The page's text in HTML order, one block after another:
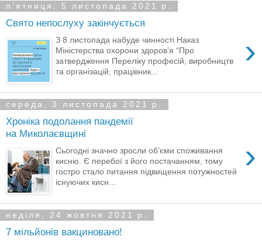
пʼятниця, 5 листопада 2021 р.
Свято непослуху закінчується
›
З 8 листопада набуде чинності Наказ
Міністерства охорони здоров’я “Про
затвердження Переліку професій, виробництв
та організацій, працівник...
середа, 3 листопада 2021 р.
Хроніка подолання пандемії
на Миколаєвщині
›
Сьогодні значно зросли об’єми споживання
кисню. Є перебої з його постачанням, тому
гостро стало питання підвищення потужностей
існуючих кисн...
неділя, 24 жовтня 2021 р.
7 мільйонів вакциновано!